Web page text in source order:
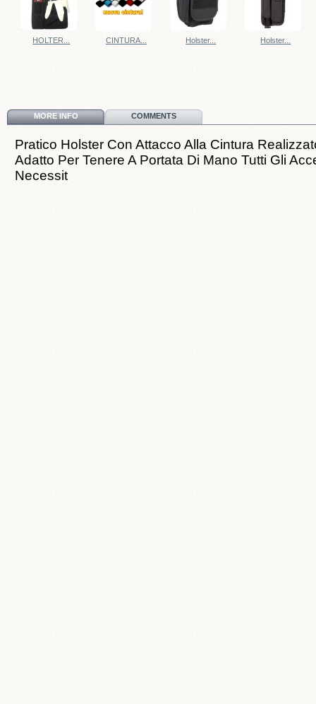
HOLTER... CINTURA... Holster... Holster...
MORE INFO COMMENTS
Pratico Holster Con Attacco Alla Cintura
Adatto Per Tenere A Portata Di Mano Tutti Gli
Necessit